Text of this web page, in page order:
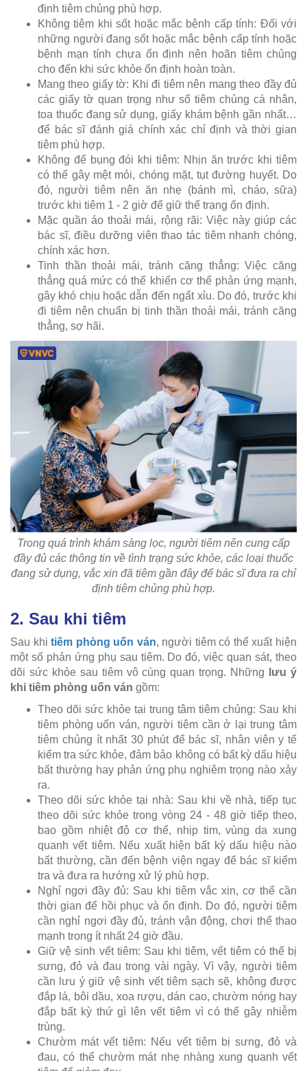
định tiêm chủng phù hợp.
Không tiêm khi sốt hoặc mắc bệnh cấp tính: Đối với
những người đang sốt hoặc mắc bệnh cấp tính hoặc
bệnh mạn tính chưa ổn định nên hoãn tiêm chủng
cho đến khi sức khỏe ổn định hoàn toàn.
Mang theo giấy tờ: Khi đi tiêm nên mang theo đầy đủ
các giấy tờ quan trọng như sổ tiêm chủng cá nhân,
toa thuốc đang sử dụng, giấy khám bệnh gần nhất…
để bác sĩ đánh giá chính xác chỉ định và thời gian
tiêm phù hợp.
Không để bụng đói khi tiêm: Nhịn ăn trước khi tiêm
có thể gây mệt mỏi, chóng mặt, tụt đường huyết. Do
đó, người tiêm nên ăn nhẹ (bánh mì, cháo, sữa)
trước khi tiêm 1 - 2 giờ để giữ thể trạng ổn định.
Mặc quần áo thoải mái, rộng rãi: Việc này giúp các
bác sĩ, điều dưỡng viên thao tác tiêm nhanh chóng,
chính xác hơn.
Tinh thần thoải mái, tránh căng thẳng: Việc căng
thẳng quá mức có thể khiến cơ thể phản ứng mạnh,
gây khó chịu hoặc dẫn đến ngất xỉu. Do đó, trước khi
đi tiêm nên chuẩn bị tinh thần thoải mái, tránh căng
thẳng, sợ hãi.
Trong quá trình khám sàng lọc, người tiêm nên cung cấp
đầy đủ các thông tin về tình trạng sức khỏe, các loại thuốc
đang sử dụng, vắc xin đã tiêm gần đây để bác sĩ đưa ra chỉ
định tiêm chủng phù hợp.
2. Sau khi tiêm
Sau khitiêm phòng uốn ván, người tiêm có thể xuất hiện
một số phản ứng phụ sau tiêm. Do đó, việc quan sát, theo
dõi sức khỏe sau tiêm vô cùng quan trọng. Những
lưu ý
khi tiêm phòng uốn ván gồm:
Theo dõi sức khỏe tại trung tâm tiêm chủng: Sau khi
tiêm phòng uốn ván, người tiêm cần ở lại trung tâm
tiêm chủng ít nhất 30 phút để bác sĩ, nhân viên y tế
kiểm tra sức khỏe, đảm bảo không có bất kỳ dấu hiệu
bất thường hay phản ứng phụ nghiêm trọng nào xảy
ra.
Theo dõi sức khỏe tại nhà: Sau khi về nhà, tiếp tục
theo dõi sức khỏe trong vòng 24 - 48 giờ tiếp theo,
bao gồm nhiệt độ cơ thể, nhịp tim, vùng da xung
quanh vết tiêm. Nếu xuất hiện bất kỳ dấu hiệu nào
bất thường, cần đến bệnh viện ngay để bác sĩ kiểm
tra và đưa ra hướng xử lý phù hợp.
Nghỉ ngơi đầy đủ: Sau khi tiêm vắc xin, cơ thể cần
thời gian để hồi phục và ổn định. Do đó, người tiêm
cần nghỉ ngơi đầy đủ, tránh vận động, chơi thể thao
mạnh trong ít nhất 24 giờ đầu.
Giữ vệ sinh vết tiêm: Sau khi tiêm, vết tiêm có thể bị
sưng, đỏ và đau trong vài ngày. Vì vậy, người tiêm
cần lưu ý giữ vệ sinh vết tiêm sạch sẽ, không được
đắp lá, bôi dầu, xoa rượu, dán cao, chườm nóng hay
đắp bất kỳ thứ gì lên vết tiêm vì có thể gây nhiễm
trùng.
Chườm mát vết tiêm: Nếu vết tiêm bị sưng, đỏ và
đau, có thể chườm mát nhẹ nhàng xung quanh vết